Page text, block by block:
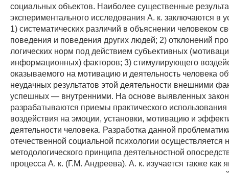
социальных объектов. Наиболее существенные
экспериментального исследования А. к. заключаются в
1) систематических различий в объяснении человеком
поведения и поведения других людей; 2) отклонений
логических норм под действием субъективных
информационных) факторов; 3) стимулирующего
оказываемого на мотивацию и деятельность человека
неудачных результатов этой деятельности внешними
успешных — внутренними. На основе выявленных
разрабатываются приемы практического использования
воздействия на эмоции, установки, мотивацию и
деятельности человека. Разработка данной
отечественной социальной психологии осуществляется
методологического принципа деятельностной
процесса А. к. (Г.М. Андреева). А. к. изучается также как